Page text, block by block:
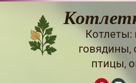
Перейти
Котлеты:
говядины,
птицы,